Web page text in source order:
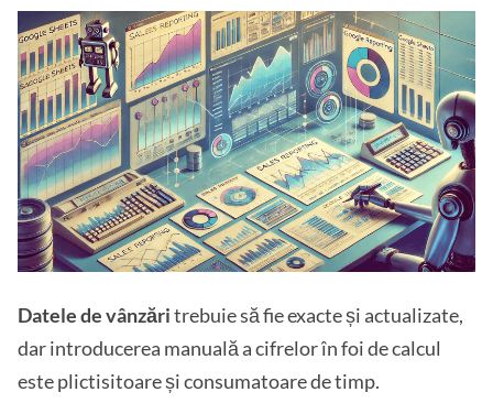
Datele de vânzăritrebuie să fie exacte și actualizate,
dar introducerea manuală a cifrelor în foi de calcul
este plictisitoare și consumatoare de timp.